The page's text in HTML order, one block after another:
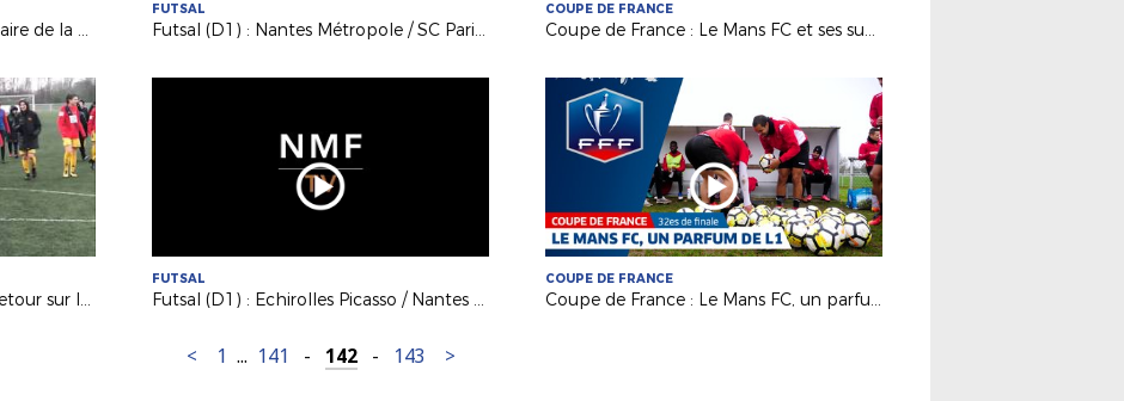
UrbanSoccer nouveau partenaire de la FFF
FUTSAL
Futsal (D1) : Nantes Métropole / SC Paris (1-1)
COUPE DE FRANCE
Coupe de France : Le Mans FC et ses supporters ont vibré
Coupe de France Féminine : retour sur le derby Orvault/Le Mans
FUTSAL
Futsal (D1) : Echirolles Picasso / Nantes Métropole (4-4)
COUPE DE FRANCE
Coupe de France : Le Mans FC, un parfum de L1 au MMA !
< 1 ... 141 - 142 - 143 >